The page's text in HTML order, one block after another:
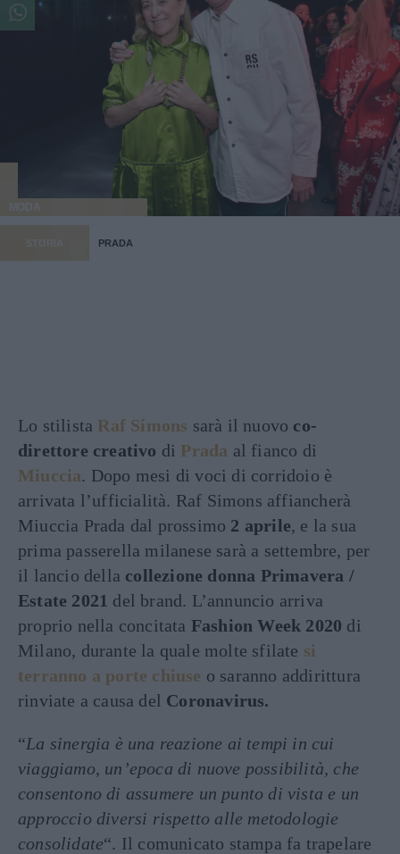
MODA
STORIA PRADA
Lo stilista Raf Simons sarà il nuovo co-
direttore creativo di Prada al fianco di
Miuccia. Dopo mesi di voci di corridoio è
arrivata l’ufficialità. Raf Simons affiancherà
Miuccia Prada dal prossimo 2 aprile, e la sua
prima passerella milanese sarà a settembre, per
il lancio della collezione donna Primavera /
Estate 2021 del brand. L’annuncio arriva
proprio nella concitata Fashion Week 2020 di
Milano, durante la quale molte sfilate si
terranno a porte chiuse o saranno addirittura
rinviate a causa del Coronavirus.
“La sinergia è una reazione ai tempi in cui
viaggiamo, un’epoca di nuove possibilità, che
consentono di assumere un punto di vista e un
approccio diversi rispetto alle metodologie
consolidate“. Il comunicato stampa fa trapelare